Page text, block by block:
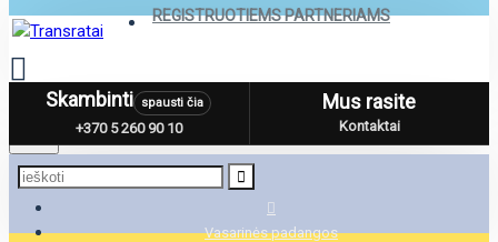
REGISTRUOTIEMS PARTNERIAMS
MenuSkambinti spausti čia
+370 5 260 90 10
Mus rasite
Kontaktai
Vasarinės padangos